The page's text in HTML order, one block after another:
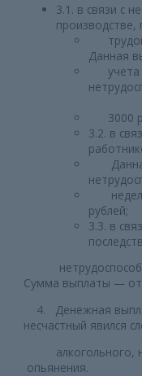
3.1. в связи с
Данная
учета
3000
3.2. в
Данная
рублей;
3.3. в
Сумма выплаты — от
4. Денежная
несчастный
алкогольного,
опьянения.